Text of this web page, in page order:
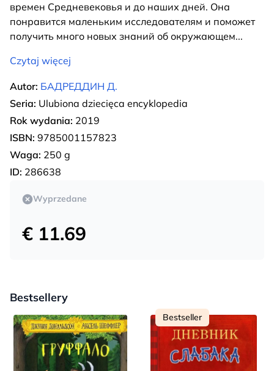
времен Средневековья и до наших дней. Она
понравится маленьким исследователям и поможет
получить много новых знаний об окружающем...
Czytaj więcej
Autor: БАДРЕДДИН Д.
Seria: Ulubiona dziecięca encyklopedia
Rok wydania: 2019
ISBN: 9785001157823
Waga: 250 g
ID: 286638
Wyprzedane
€ 11.69
Bestsellery
Bestseller